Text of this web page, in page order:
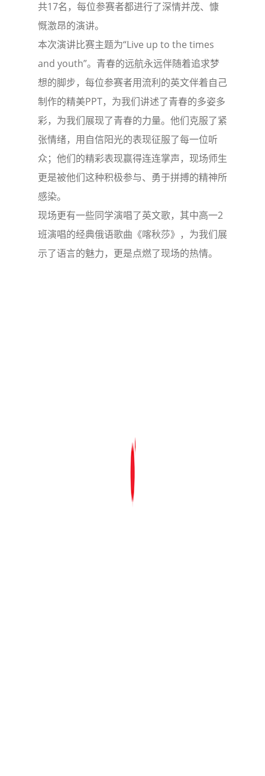
共17名，每位参赛者都进行了深情并茂、慷
慨激昂的演讲。
本次演讲比赛主题为“Live up to the times
and youth”。青春的远航永远伴随着追求梦
想的脚步，每位参赛者用流利的英文伴着自己
制作的精美PPT，为我们讲述了青春的多姿多
彩，为我们展现了青春的力量。他们克服了紧
张情绪，用自信阳光的表现征服了每一位听
众；他们的精彩表现赢得连连掌声，现场师生
更是被他们这种积极参与、勇于拼搏的精神所
感染。
现场更有一些同学演唱了英文歌，其中高一2
班演唱的经典俄语歌曲《喀秋莎》，为我们展
示了语言的魅力，更是点燃了现场的热情。